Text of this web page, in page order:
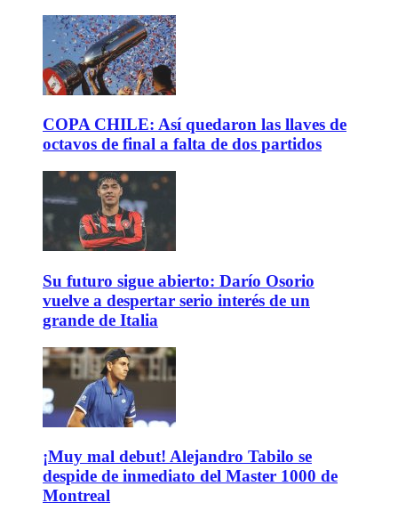
COPA CHILE: Así quedaron las llaves de
octavos de final a falta de dos partidos
Su futuro sigue abierto: Darío Osorio
vuelve a despertar serio interés de un
grande de Italia
¡Muy mal debut! Alejandro Tabilo se
despide de inmediato del Master 1000 de
Montreal